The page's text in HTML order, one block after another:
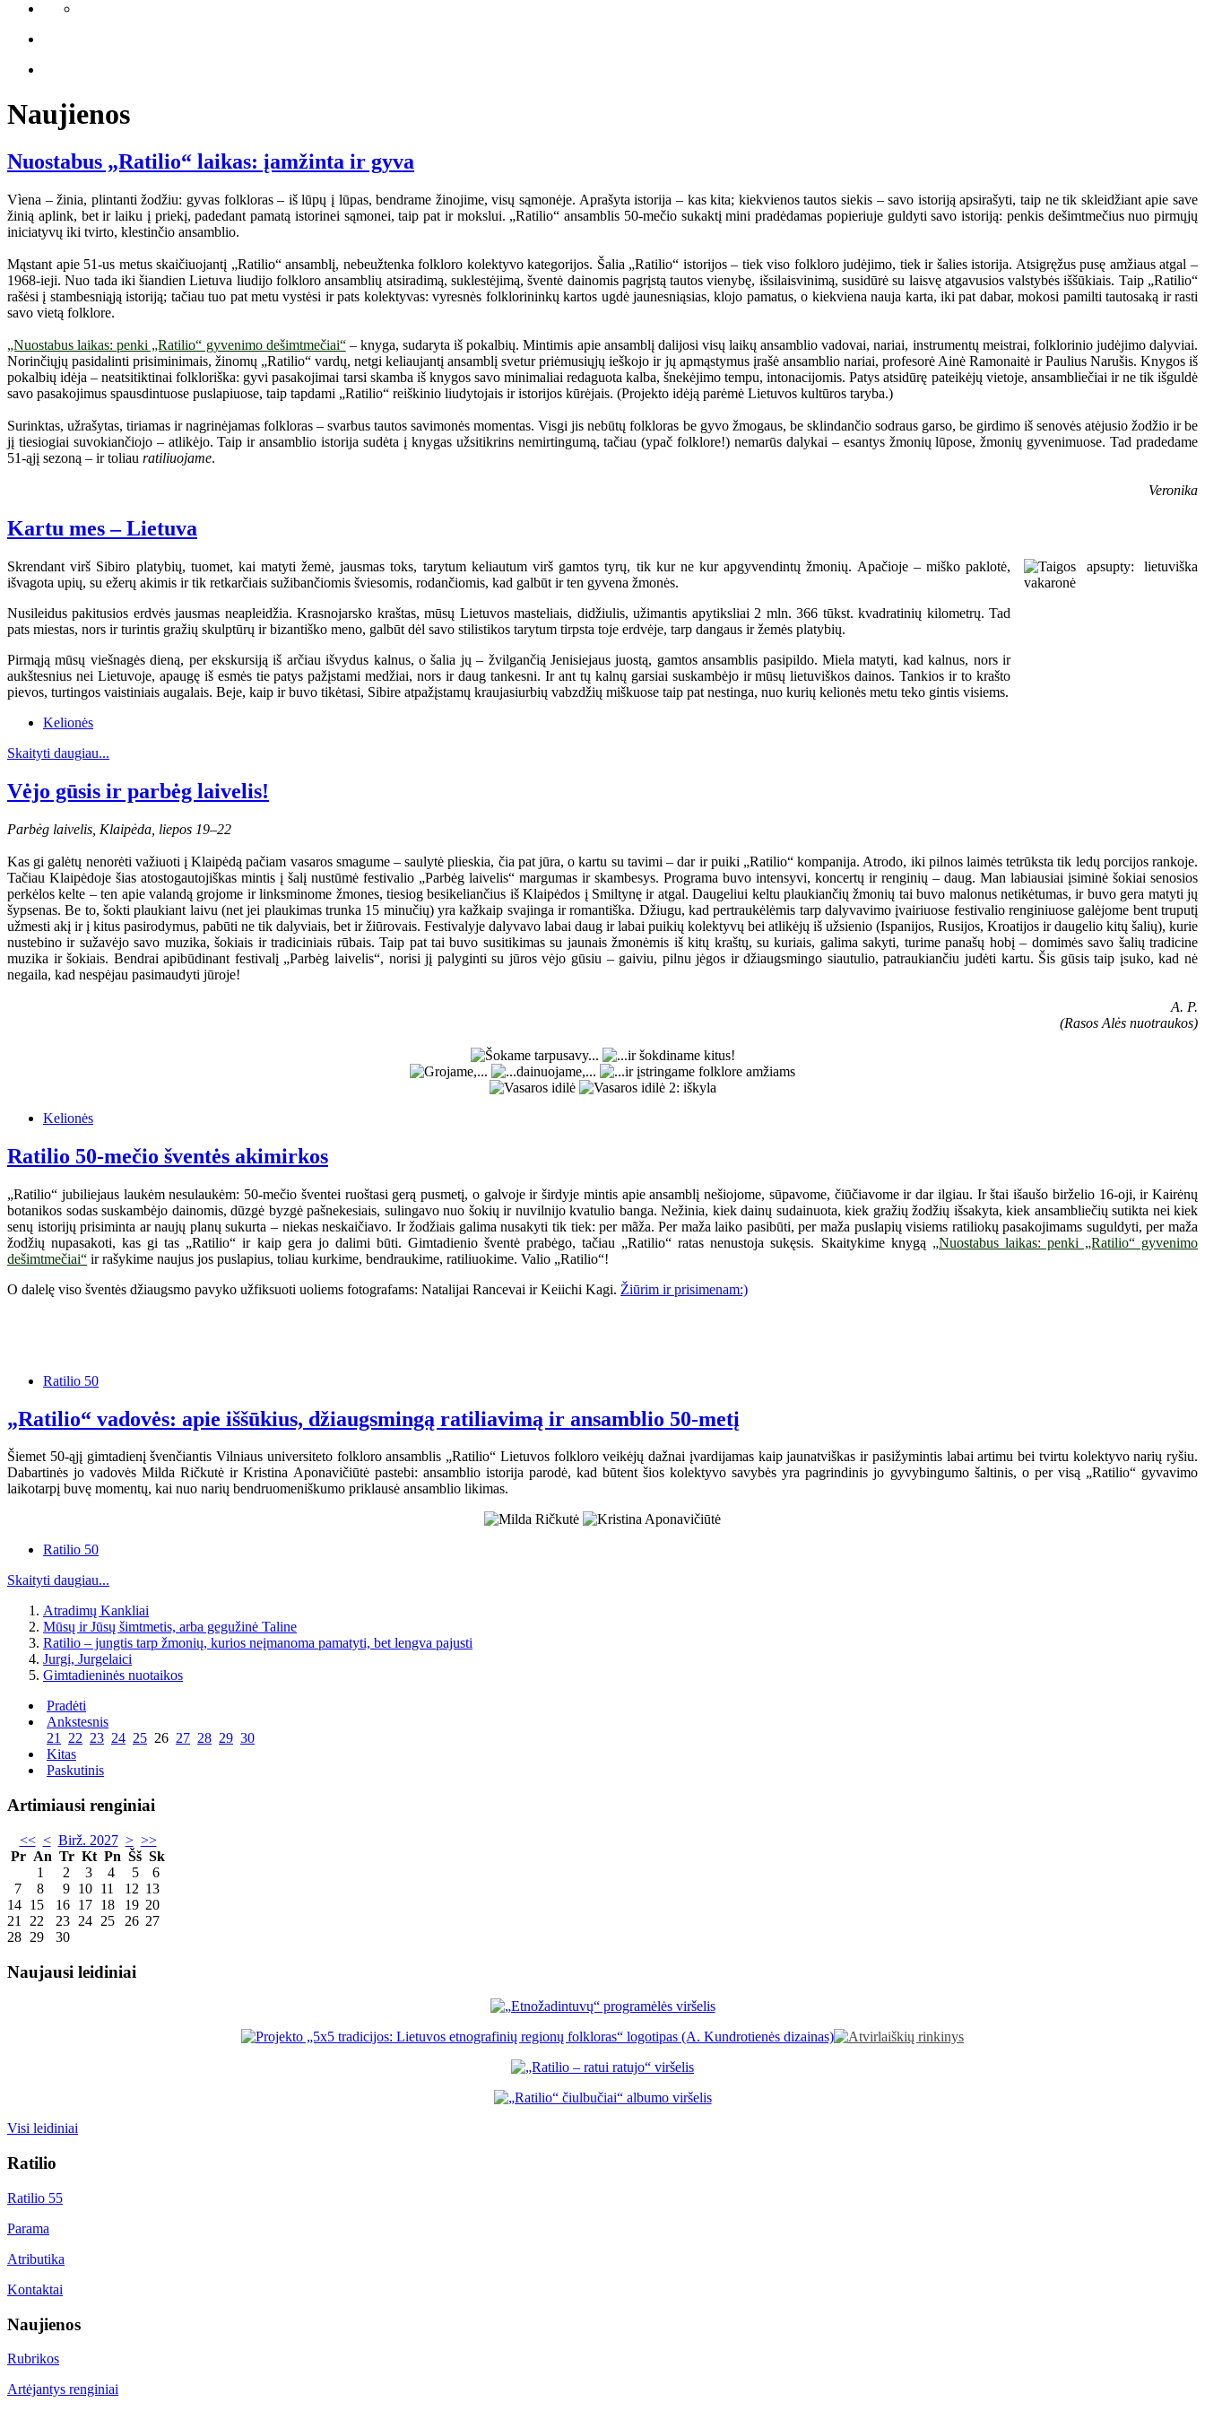
Naujienos
Nuostabus „Ratilio“ laikas: įamžinta ir gyva
Vìena – žinia, plintanti žodžiu: gyvas folkloras – iš lūpų į lūpas, bendrame žinojime, visų sąmonėje. Aprašyta istorija – kas kita; kiekvienos tautos siekis – savo istoriją apsirašyti, taip ne tik skleidžiant apie save
žinią aplink, bet ir laiku į priekį, padedant pamatą istorinei sąmonei, taip pat ir mokslui. „Ratilio“ ansamblis 50-mečio sukaktį mini pradėdamas popieriuje guldyti savo istoriją: penkis dešimtmečius nuo pirmųjų
iniciatyvų iki tvirto, klestinčio ansamblio.
Mąstant apie 51-us metus skaičiuojantį „Ratilio“ ansamblį, nebeužtenka folkloro kolektyvo kategorijos. Šalia „Ratilio“ istorijos – tiek viso folkloro judėjimo, tiek ir šalies istorija. Atsigręžus pusę amžiaus atgal –
1968-ieji. Nuo tada iki šiandien Lietuva liudijo folkloro ansamblių atsiradimą, suklestėjimą, šventė dainomis pagrįstą tautos vienybę, išsilaisvinimą, susidūrė su laisvę atgavusios valstybės iššūkiais. Taip „Ratilio“
rašėsi į stambesniąją istoriją; tačiau tuo pat metu vystėsi ir pats kolektyvas: vyresnės folklorininkų kartos ugdė jaunesniąsias, klojo pamatus, o kiekviena nauja karta, iki pat dabar, mokosi pamilti tautosaką ir rasti
savo vietą folklore.
„Nuostabus laikas: penki „Ratilio“ gyvenimo dešimtmečiai“– knyga, sudaryta iš pokalbių. Mintimis apie ansamblį dalijosi visų laikų ansamblio vadovai, nariai, instrumentų meistrai, folklorinio judėjimo dalyviai.
Norinčiųjų pasidalinti prisiminimais, žinomų „Ratilio“ vardų, netgi keliaujantį ansamblį svetur priėmusiųjų ieškojo ir jų apmąstymus įrašė ansamblio nariai, profesorė Ainė Ramonaitė ir Paulius Narušis. Knygos iš
pokalbių idėja – neatsitiktinai folkloriška: gyvi pasakojimai tarsi skamba iš knygos savo minimaliai redaguota kalba, šnekėjimo tempu, intonacijomis. Patys atsidūrę pateikėjų vietoje, ansambliečiai ir ne tik išguldė
savo pasakojimus spausdintuose puslapiuose, taip tapdami „Ratilio“ reiškinio liudytojais ir istorijos kūrėjais. (Projekto idėją parėmė Lietuvos kultūros taryba.)
Surinktas, užrašytas, tiriamas ir nagrinėjamas folkloras – svarbus tautos savimonės momentas. Visgi jis nebūtų folkloras be gyvo žmogaus, be sklindančio sodraus garso, be girdimo iš senovės atėjusio žodžio ir be
jį tiesiogiai suvokiančiojo – atlikėjo. Taip ir ansamblio istorija sudėta į knygas užsitikrins nemirtingumą, tačiau (ypač folklore!) nemarūs dalykai – esantys žmonių lūpose, žmonių gyvenimuose. Tad pradedame
51-ąjį sezoną – ir toliau ratiliuojame.
Veronika
Kartu mes – Lietuva
Skrendant virš Sibiro platybių, tuomet, kai matyti žemė, jausmas toks, tarytum keliautum virš gamtos tyrų, tik kur ne kur apgyvendintų žmonių. Apačioje – miško paklotė,
išvagota upių, su ežerų akimis ir tik retkarčiais sužibančiomis šviesomis, rodančiomis, kad galbūt ir ten gyvena žmonės.
Nusileidus pakitusios erdvės jausmas neapleidžia. Krasnojarsko kraštas, mūsų Lietuvos masteliais, didžiulis, užimantis apytiksliai 2 mln. 366 tūkst. kvadratinių kilometrų. Tad
pats miestas, nors ir turintis gražių skulptūrų ir bizantiško meno, galbūt dėl savo stilistikos tarytum tirpsta toje erdvėje, tarp dangaus ir žemės platybių.
Pirmąją mūsų viešnagės dieną, per ekskursiją iš arčiau išvydus kalnus, o šalia jų – žvilgančią Jenisiejaus juostą, gamtos ansamblis pasipildo. Miela matyti, kad kalnus, nors ir
aukštesnius nei Lietuvoje, apaugę iš esmės tie patys pažįstami medžiai, nors ir daug tankesni. Ir ant tų kalnų garsiai suskambėjo ir mūsų lietuviškos dainos. Tankios ir to krašto
pievos, turtingos vaistiniais augalais. Beje, kaip ir buvo tikėtasi, Sibire atpažįstamų kraujasiurbių vabzdžių miškuose taip pat nestinga, nuo kurių kelionės metu teko gintis visiems.
Kelionės
Skaityti daugiau...
Vėjo gūsis ir parbėg laivelis!
Parbėg laivelis, Klaipėda, liepos 19–22
Kas gi galėtų nenorėti važiuoti į Klaipėdą pačiam vasaros smagume – saulytė plieskia, čia pat jūra, o kartu su tavimi – dar ir puiki „Ratilio“ kompanija. Atrodo, iki pilnos laimės tetrūksta tik ledų porcijos rankoje.
Tačiau Klaipėdoje šias atostogautojiškas mintis į šalį nustūmė festivalio „Parbėg laivelis“ margumas ir skambesys. Programa buvo intensyvi, koncertų ir renginių – daug. Man labiausiai įsiminė šokiai senosios
perkėlos kelte – ten apie valandą grojome ir linksminome žmones, tiesiog besikeliančius iš Klaipėdos į Smiltynę ir atgal. Daugeliui keltu plaukiančių žmonių tai buvo malonus netikėtumas, ir buvo gera matyti jų
šypsenas. Be to, šokti plaukiant laivu (net jei plaukimas trunka 15 minučių) yra kažkaip svajinga ir romantiška. Džiugu, kad pertraukėlėmis tarp dalyvavimo įvairiuose festivalio renginiuose galėjome bent truputį
užmesti akį ir į kitus pasirodymus, pabūti ne tik dalyviais, bet ir žiūrovais. Festivalyje dalyvavo labai daug ir labai puikių kolektyvų bei atlikėjų iš užsienio (Ispanijos, Rusijos, Kroatijos ir daugelio kitų šalių), kurie
nustebino ir sužavėjo savo muzika, šokiais ir tradiciniais rūbais. Taip pat tai buvo susitikimas su jaunais žmonėmis iš kitų kraštų, su kuriais, galima sakyti, turime panašų hobį – domimės savo šalių tradicine
muzika ir šokiais. Bendrai apibūdinant festivalį „Parbėg laivelis“, norisi jį palyginti su jūros vėjo gūsiu – gaiviu, pilnu jėgos ir džiaugsmingo siautulio, patraukiančiu judėti kartu. Šis gūsis taip įsuko, kad nė
negaila, kad nespėjau pasimaudyti jūroje!
A. P.
(Rasos Alės nuotraukos)
Kelionės
Ratilio 50-mečio šventės akimirkos
„Ratilio“ jubiliejaus laukėm nesulaukėm: 50-mečio šventei ruoštasi gerą pusmetį, o galvoje ir širdyje mintis apie ansamblį nešiojome, sūpavome, čiūčiavome ir dar ilgiau. Ir štai išaušo birželio 16-oji, ir Kairėnų
botanikos sodas suskambėjo dainomis, dūzgė byzgė pašnekesiais, sulingavo nuo šokių ir nuvilnijo kvatulio banga. Nežinia, kiek dainų sudainuota, kiek gražių žodžių išsakyta, kiek ansambliečių sutikta nei kiek
senų istorijų prisiminta ar naujų planų sukurta – niekas neskaičiavo. Ir žodžiais galima nusakyti tik tiek: per mãža. Per maža laiko pasibūti, per maža puslapių visiems ratiliokų pasakojimams suguldyti, per maža
žodžių nupasakoti, kas gi tas „Ratilio“ ir kaip gera jo dalimi būti. Gimtadienio šventė prabėgo, tačiau „Ratilio“ ratas nenustoja sukęsis. Skaitykime knygą „Nuostabus laikas: penki „Ratilio“ gyvenimo
dešimtmečiai“ ir rašykime naujus jos puslapius, toliau kurkime, bendraukime, ratiliuokime. Valio „Ratilio“!
O dalelę viso šventės džiaugsmo pavyko užfiksuoti uoliems fotografams: Natalijai Rancevai ir Keiichi Kagi. Žiūrim ir prisimenam:)
Ratilio 50
„Ratilio“ vadovės: apie iššūkius, džiaugsmingą ratiliavimą ir ansamblio 50-metį
Šiemet 50-ąjį gimtadienį švenčiantis Vilniaus universiteto folkloro ansamblis „Ratilio“ Lietuvos folkloro veikėjų dažnai įvardijamas kaip jaunatviškas ir pasižymintis labai artimu bei tvirtu kolektyvo narių ryšiu.
Dabartinės jo vadovės Milda Ričkutė ir Kristina Aponavičiūtė pastebi: ansamblio istorija parodė, kad būtent šios kolektyvo savybės yra pagrindinis jo gyvybingumo šaltinis, o per visą „Ratilio“ gyvavimo
laikotarpį buvę momentų, kai nuo narių bendruomeniškumo priklausė ansamblio likimas.
Ratilio 50
Skaityti daugiau...
Atradimų Kankliai
Mūsų ir Jūsų šimtmetis, arba gegužinė Taline
Ratilio – jungtis tarp žmonių, kurios neįmanoma pamatyti, bet lengva pajusti
Jurgi, Jurgelaici
Gimtadieninės nuotaikos
Pradėti
Ankstesnis
21 22 23 24 25 26 27 28 29 30
Kitas
Paskutinis
Artimiausi renginiai
<< < Birž. 2027 > >>
Pr An Tr Kt Pn Šš Sk
1
2 3 4 5
6
7
8 9 10 11 12 13
14 15 16 17 18 19 20
21
22 23 24 25 26 27
28 29 30
Naujausi leidiniai
Visi leidiniai
Ratilio
Ratilio 55
Parama
Atributika
Kontaktai
Naujienos
Rubrikos
Artėjantys renginiai